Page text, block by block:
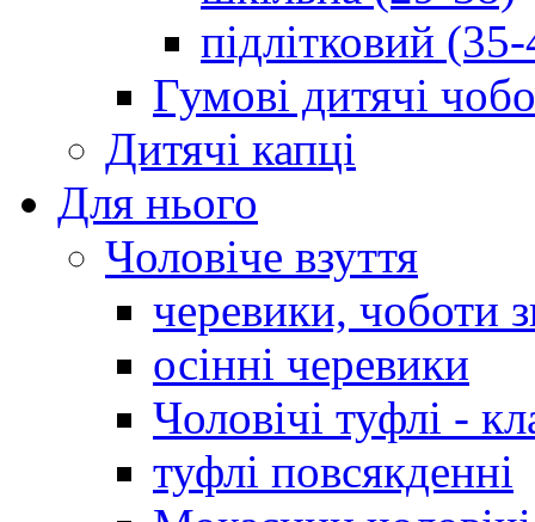
підлітковий
Гумові дитячі
Дитячі капці
Для нього
Чоловіче взуття
черевики, чоботи
осінні черевики
Чоловічі туфлі -
туфлі повсякденні